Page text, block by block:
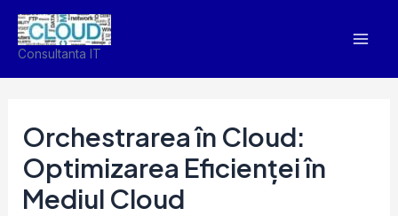
Skip
Consultanta IT
Orchestrarea în Cloud:
Optimizarea Eficienței în
Mediul Cloud